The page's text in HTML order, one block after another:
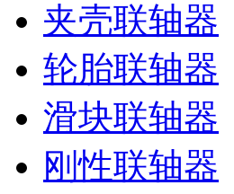
夹壳联轴器
轮胎联轴器
滑块联轴器
刚性联轴器